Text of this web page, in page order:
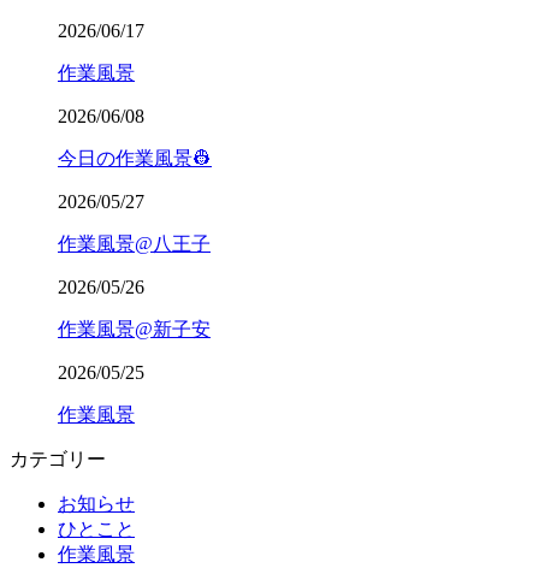
2026/06/17
作業風景
2026/06/08
今日の作業風景👷
2026/05/27
作業風景@八王子
2026/05/26
作業風景@新子安
2026/05/25
作業風景
カテゴリー
お知らせ
ひとこと
作業風景